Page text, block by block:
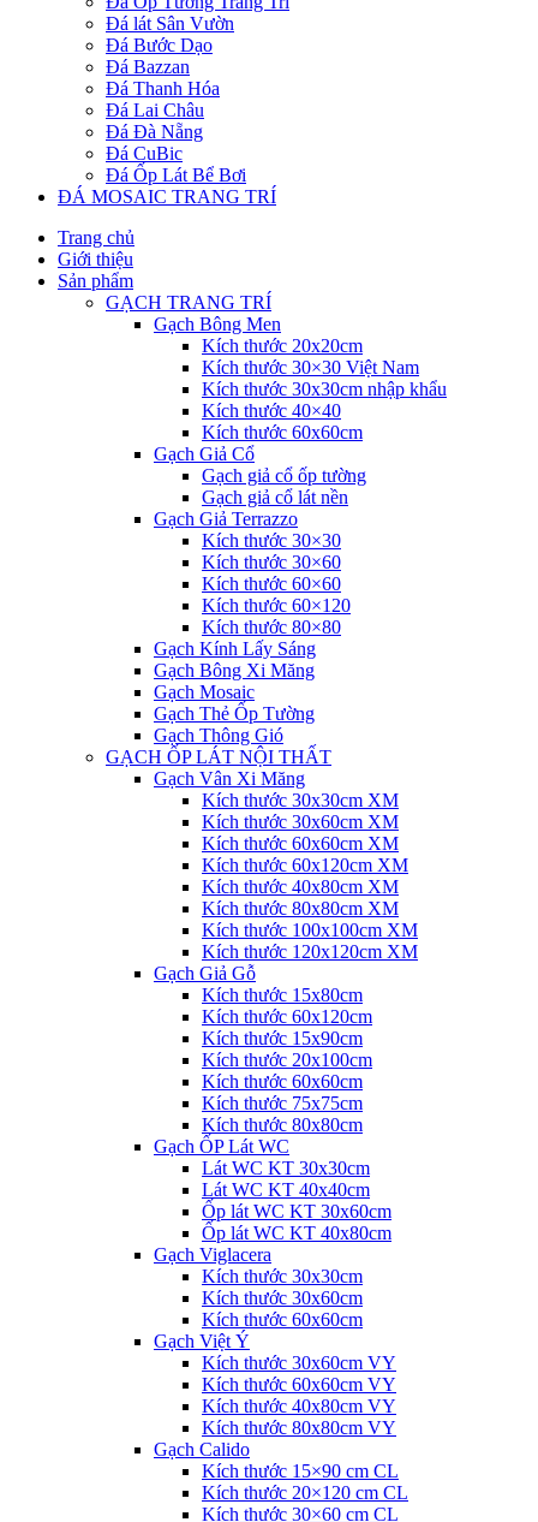
Đá lát Sân Vườn
Đá Bước Dạo
Đá Bazzan
Đá Thanh Hóa
Đá Lai Châu
Đá Đà Nẵng
Đá CuBic
Đá Ốp Lát Bể Bơi
ĐÁ MOSAIC TRANG TRÍ
Trang chủ
Giới thiệu
Sản phẩm
GẠCH TRANG TRÍ
Gạch Bông Men
Kích thước 20x20cm
Kích thước 30×30 Việt Nam
Kích thước 30x30cm nhập khẩu
Kích thước 40×40
Kích thước 60x60cm
Gạch Giả Cổ
Gạch giả cổ ốp tường
Gạch giả cổ lát nền
Gạch Giả Terrazzo
Kích thước 30×30
Kích thước 30×60
Kích thước 60×60
Kích thước 60×120
Kích thước 80×80
Gạch Kính Lấy Sáng
Gạch Bông Xi Măng
Gạch Mosaic
Gạch Thẻ Ốp Tường
Gạch Thông Gió
GẠCH ỐP LÁT NỘI THẤT
Gạch Vân Xi Măng
Kích thước 30x30cm XM
Kích thước 30x60cm XM
Kích thước 60x60cm XM
Kích thước 60x120cm XM
Kích thước 40x80cm XM
Kích thước 80x80cm XM
Kích thước 100x100cm XM
Kích thước 120x120cm XM
Gạch Giả Gỗ
Kích thước 15x80cm
Kích thước 60x120cm
Kích thước 15x90cm
Kích thước 20x100cm
Kích thước 60x60cm
Kích thước 75x75cm
Kích thước 80x80cm
Gạch ỐP Lát WC
Lát WC KT 30x30cm
Lát WC KT 40x40cm
Ốp lát WC KT 30x60cm
Ốp lát WC KT 40x80cm
Gạch Viglacera
Kích thước 30x30cm
Kích thước 30x60cm
Kích thước 60x60cm
Gạch Việt Ý
Kích thước 30x60cm VY
Kích thước 60x60cm VY
Kích thước 40x80cm VY
Kích thước 80x80cm VY
Gạch Calido
Kích thước 15×90 cm CL
Kích thước 20×120 cm CL
Kích thước 30×60 cm CL